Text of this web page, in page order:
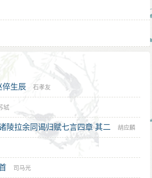
倅生辰 石孝友
轼
陵拉余同谒归赋七言四章 其二 胡应麟
司马光